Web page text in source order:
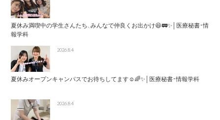
夏休み満喫中の学生さんたち、みんなで仲良くお出かけ😆🚃✨│医療秘書・情
報学科
2026.8.4
夏休みオープンキャンパスでお待ちしてます☺️🌈✨│医療秘書・情報学科
2026.8.4